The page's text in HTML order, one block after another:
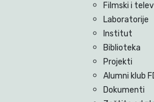
Filmski i
Laboratorije
Institut
Biblioteka
Projekti
Alumni klub
Dokumenti